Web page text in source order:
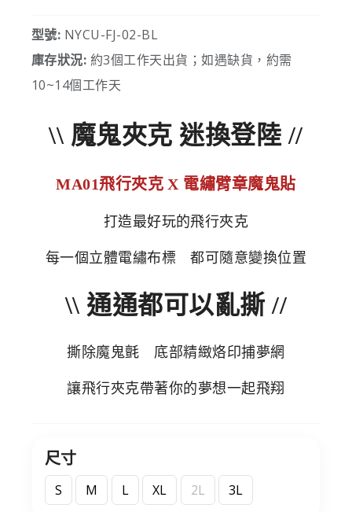
型號: NYCU-FJ-02-BL
庫存狀況: 約3個工作天出貨；如遇缺貨，約需
10~14個工作天
\\ 魔鬼夾克 迷換登陸 //
MA01飛行夾克 X 電繡臂章魔鬼貼
打造最好玩的飛行夾克
每一個立體電繡布標 都可隨意變換位置
\\ 通通都可以亂撕 //
撕除魔鬼氈 底部精緻烙印捕夢網
讓飛行夾克帶著你的夢想一起飛翔
尺寸
S M L XL 2L 3L